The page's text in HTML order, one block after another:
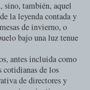
sino, también, aquel
la leyenda contada y
de invierno, o
bajo una luz tenue
antes incluida como
cotidianas de los
de directores y